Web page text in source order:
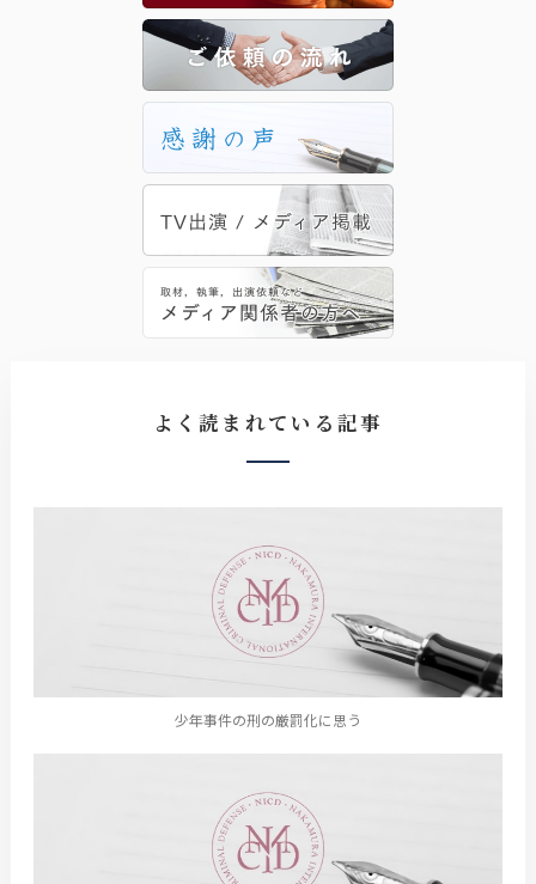
よく読まれている記事
少年事件の刑の厳罰化に思う